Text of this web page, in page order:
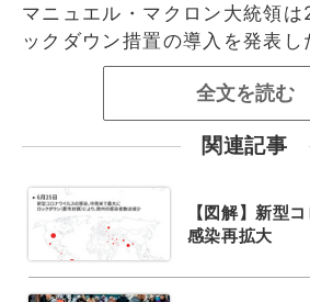
マニュエル・マクロン大統領は
ックダウン措置の導入を発表し
全文を読む
関連記事
【図解】新型
感染再拡大